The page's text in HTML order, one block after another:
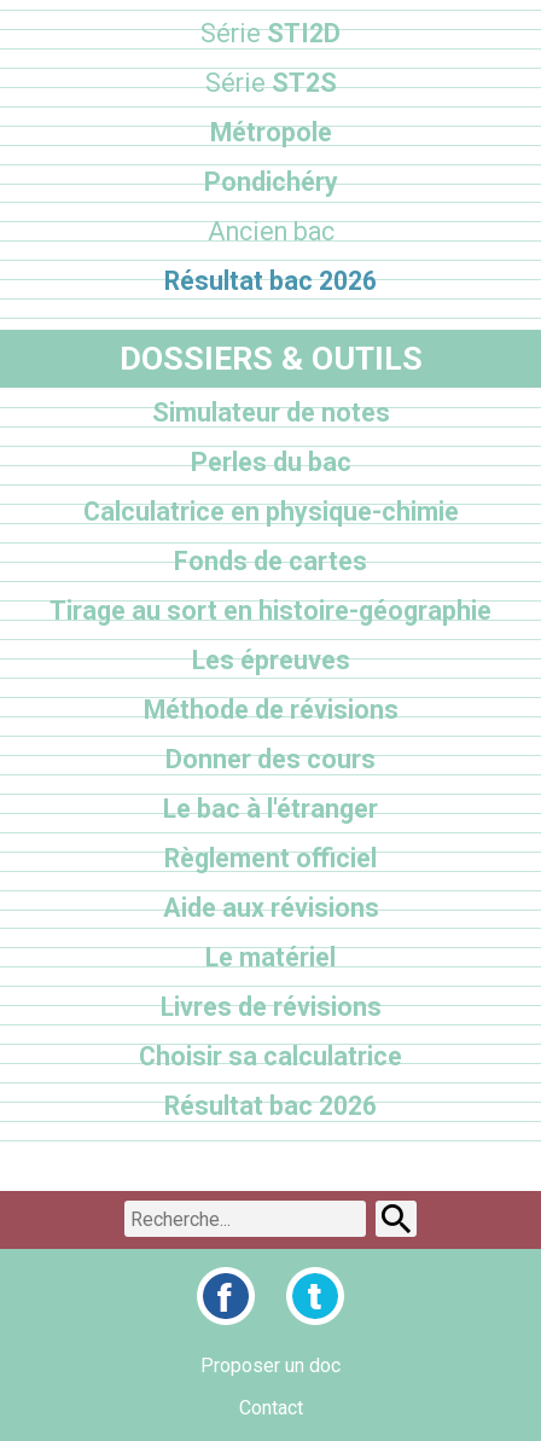
SérieSTI2D
SérieST2S
Métropole
Pondichéry
Ancien bac
Résultat bac 2026
DOSSIERS & OUTILS
Simulateur de notes
Perles du bac
Calculatrice en physique-chimie
Fonds de cartes
Tirage au sort en histoire-géographie
Les épreuves
Méthode de révisions
Donner des cours
Le bac à l'étranger
Règlement officiel
Aide aux révisions
Le matériel
Livres de révisions
Choisir sa calculatrice
Résultat bac 2026
Proposer un doc
Contact